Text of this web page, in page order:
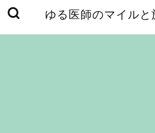
ゆる医師のマイル